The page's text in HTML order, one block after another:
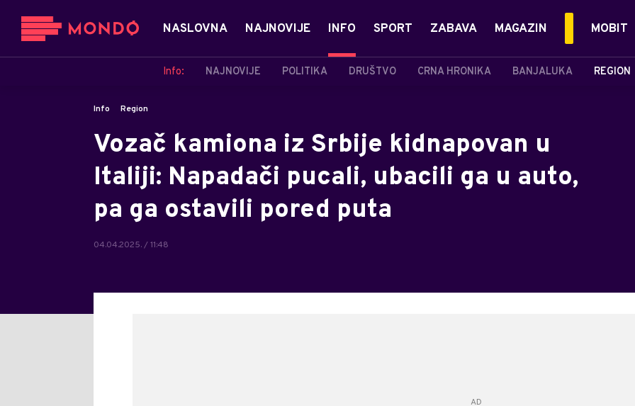
NASLOVNA NAJNOVIJE INFO
Info: NAJNOVIJE POLITIKA DRUŠTVO CRNA HRONIKA BANJALUKA REGION
SPORT ZABAVA MAGAZIN MOBIT
Info Region
Vozač kamiona iz Srbije kidnapovan u
Italiji: Napadači pucali, ubacili ga u auto,
pa ga ostavili pored puta
04.04.2025. / 11:48